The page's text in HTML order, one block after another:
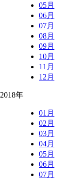
05月
06月
07月
08月
09月
10月
11月
12月
2018年
01月
02月
03月
04月
05月
06月
07月